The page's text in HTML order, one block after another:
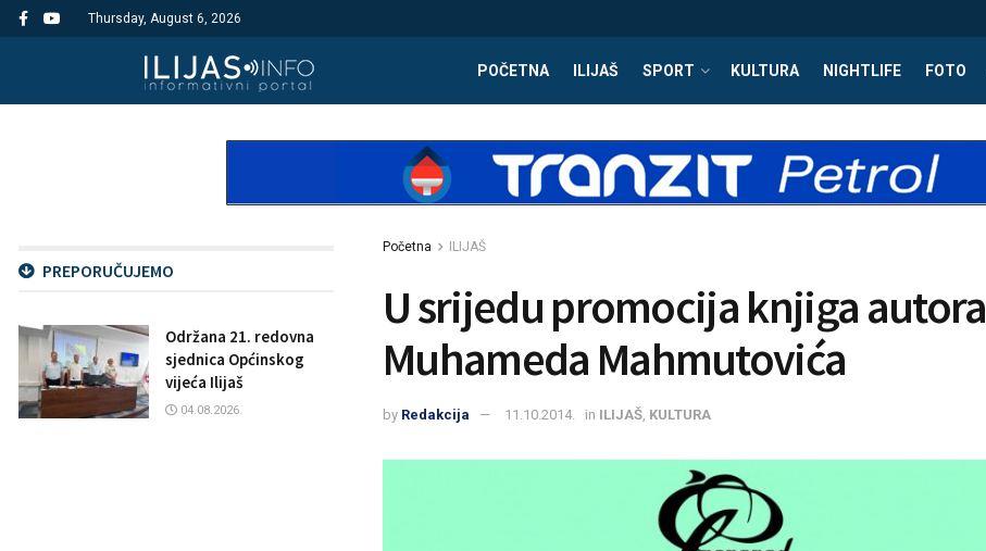
Thursday, August 6, 2026
POČETNA ILIJAŠ SPORT KULTURA NIGHTLIFE FOTO
Početna ILIJAŠ
U srijedu promocija knjiga autora
Muhameda Mahmutovića
by Redakcija 11.10.2014. in ILIJAŠ KULTURA
PREPORUČUJEMO
Održana 21. redovna
sjednica Općinskog
vijeća Ilijaš
04.08.2026.